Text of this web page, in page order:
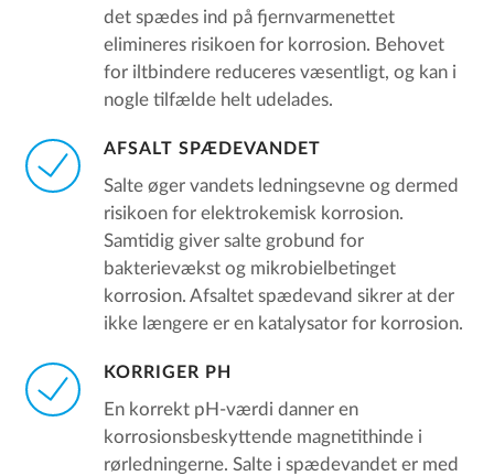
det spædes ind på fjernvarmenettet
elimineres risikoen for korrosion. Behovet
for iltbindere reduceres væsentligt, og kan i
nogle tilfælde helt udelades.
AFSALT SPÆDEVANDET
Salte øger vandets ledningsevne og dermed
risikoen for elektrokemisk korrosion.
Samtidig giver salte grobund for
bakterievækst og mikrobielbetinget
korrosion. Afsaltet spædevand sikrer at der
ikke længere er en katalysator for korrosion.
KORRIGER PH
En korrekt pH-værdi danner en
korrosionsbeskyttende magnetithinde i
rørledningerne. Salte i spædevandet er med